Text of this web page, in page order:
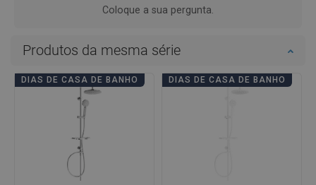
Coloque a sua pergunta.
Produtos da mesma série
DIAS DE CASA DE BANHO DIAS DE CASA DE BANHO